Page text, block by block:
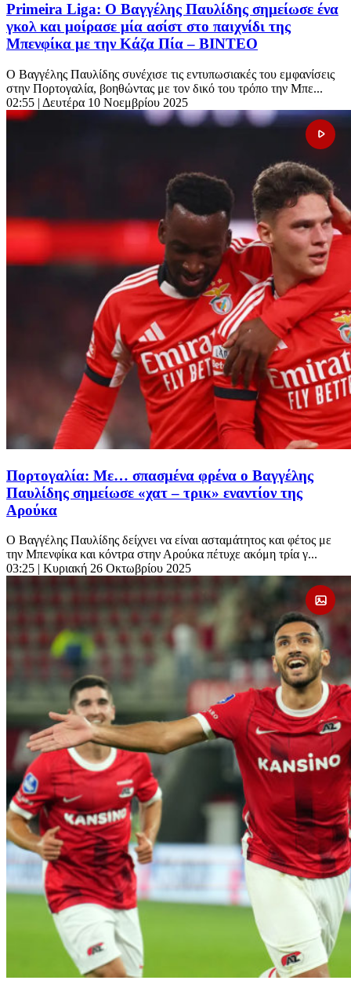
Primeira Liga: Ο Βαγγέλης Παυλίδης σημείωσε ένα
γκολ και μοίρασε μία ασίστ στο παιχνίδι της
Μπενφίκα με την Κάζα Πία – ΒΙΝΤΕΟ
Ο Βαγγέλης Παυλίδης συνέχισε τις εντυπωσιακές του εμφανίσεις
στην Πορτογαλία, βοηθώντας με τον δικό του τρόπο την Μπε...
02:55 | Δευτέρα 10 Νοεμβρίου 2025
Πορτογαλία: Με… σπασμένα φρένα ο Βαγγέλης
Παυλίδης σημείωσε «χατ – τρικ» εναντίον της
Αρούκα
Ο Βαγγέλης Παυλίδης δείχνει να είναι ασταμάτητος και φέτος με
την Μπενφίκα και κόντρα στην Αρούκα πέτυχε ακόμη τρία γ...
03:25 | Κυριακή 26 Οκτωβρίου 2025